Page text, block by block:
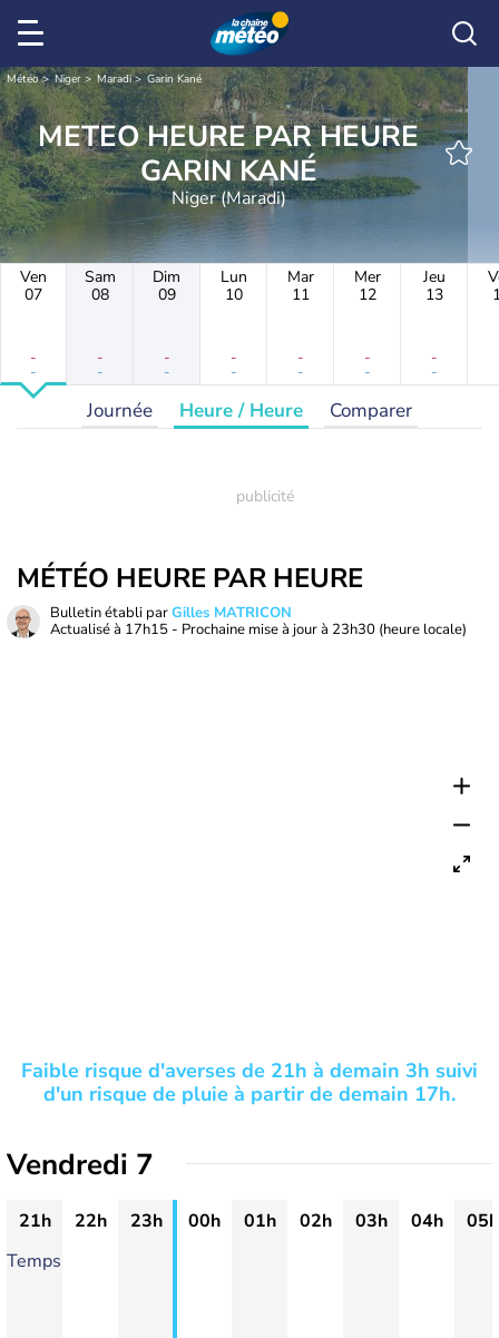
Météo Niger Maradi Garin Kané
METEO HEURE PAR HEURE
GARIN KANÉ
Niger (Maradi)
Ven
07
-
-
Sam
08
-
-
Dim
09
-
-
Lun
10
-
-
Mar
11
-
-
Mer
12
-
-
Jeu
13
-
-
Journée Heure / Heure Comparer
MÉTÉO HEURE PAR HEURE
Bulletin établi parGilles MATRICON
Actualisé à 17h15 - Prochaine mise à jour à 23h30 (heure locale)
Faible risque d'averses de 21h à demain 3h suivi
d'un risque de pluie à partir de demain 17h.
Vendredi 7
21h 22h 23h 00h 01h 02h 03h 04h
05h
Temps